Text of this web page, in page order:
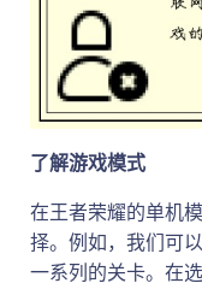
了解游戏模式
在王者荣耀的单机
择。例如，我们可
一系列的关卡。在